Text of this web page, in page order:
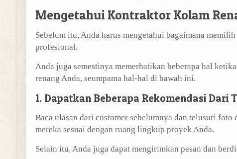
Mengetahui Kontraktor Kolam
Sebelum itu, Anda harus mengetahui bagaimana
profesional.
Anda juga semestinya memerhatikan beberapa hal
renang Anda, seumpama hal-hal di bawah ini.
1. Dapatkan Beberapa Rekomendasi Dari
Baca ulasan dari customer sebelumnya dan telusuri
mereka sesuai dengan ruang lingkup proyek Anda.
Selain itu, Anda juga dapat mengirimkan pesan dan